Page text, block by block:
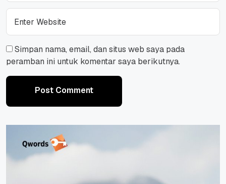
Simpan nama, email, dan situs web saya pada
peramban ini untuk komentar saya berikutnya.
Post Comment